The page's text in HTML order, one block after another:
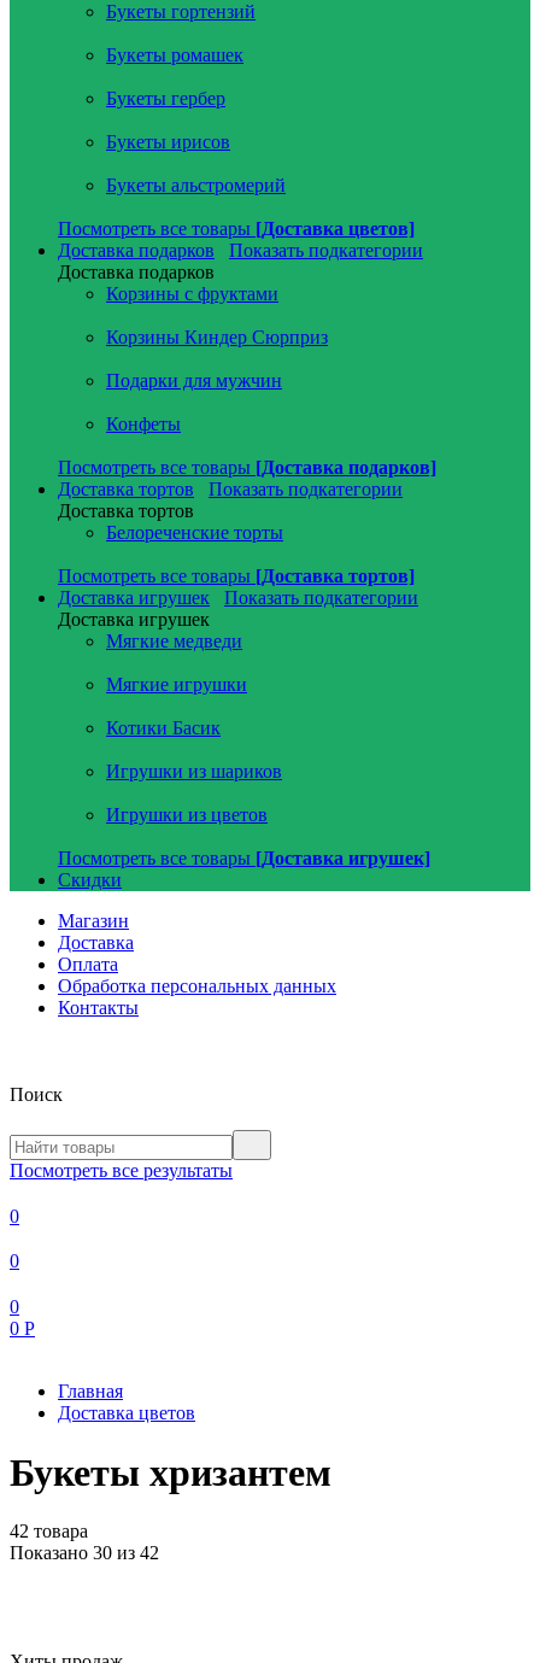
Букеты гортензий
Букеты ромашек
Букеты гербер
Букеты ирисов
Букеты альстромерий
Посмотреть все товары [Доставка цветов]
Доставка подарков
Показать подкатегории
Доставка подарков
Корзины с фруктами
Корзины Киндер Сюрприз
Подарки для мужчин
Конфеты
Посмотреть все товары [Доставка подарков]
Доставка тортов
Показать подкатегории
Доставка тортов
Белореченские торты
Посмотреть все товары [Доставка тортов]
Доставка игрушек
Показать подкатегории
Доставка игрушек
Мягкие медведи
Мягкие игрушки
Котики Басик
Игрушки из шариков
Игрушки из цветов
Посмотреть все товары [Доставка игрушек]
Скидки
Магазин
Доставка
Оплата
Обработка персональных данных
Контакты
Поиск
Посмотреть все результаты
0
0
0
0 Р
Главная
Доставка цветов
Букеты хризантем
42 товара
Показано 30 из 42